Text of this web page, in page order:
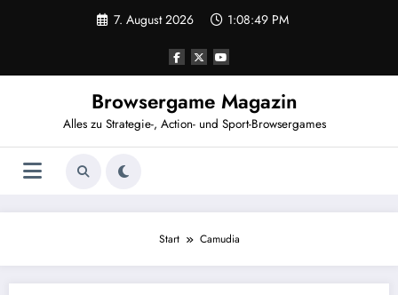
7. August 2026 1:08:50 PM
Browsergame Magazin
Alles zu Strategie-, Action- und Sport-Browsergames
Start Camudia